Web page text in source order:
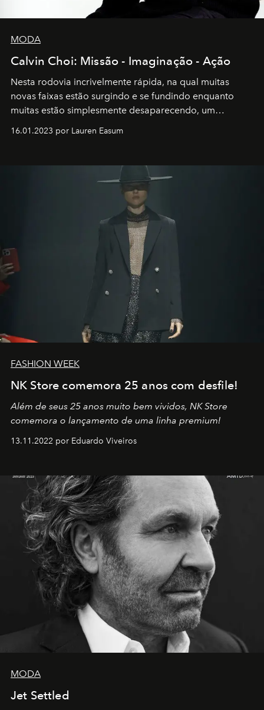
MODA
Calvin Choi: Missão - Imaginação - Ação
Nesta rodovia incrivelmente rápida, na qual muitas
novas faixas estão surgindo e se fundindo enquanto
muitas estão simplesmente desaparecendo, um
transportador AMTD abrindo caminho para muitos
por propósitos, com um claro senso de missão na vida e
16.01.2023 por Lauren Easum
FASHION WEEK
NK Store comemora 25 anos com desfile!
Além de seus 25 anos muito bem vividos, NK Store
comemora o lançamento de uma linha premium!
13.11.2022 por Eduardo Viveiros
MODA
Jet Settled